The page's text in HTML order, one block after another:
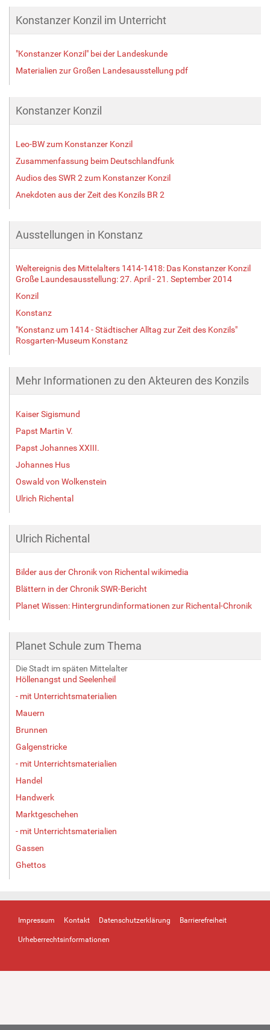
Konstanzer Konzil im Unterricht
"Konstanzer Konzil" bei der Landeskunde
Materialien zur Großen Landesausstellung pdf
Konstanzer Konzil
Leo-BW zum Konstanzer Konzil
Zusammenfassung beim Deutschlandfunk
Audios des SWR 2 zum Konstanzer Konzil
Anekdoten aus der Zeit des Konzils BR 2
Ausstellungen in Konstanz
Weltereignis des Mittelalters 1414-1418: Das Konstanzer Konzil
Große Laundesausstellung: 27. April - 21. September 2014
Konzil
Konstanz
"Konstanz um 1414 - Städtischer Alltag zur Zeit des Konzils"
Rosgarten-Museum Konstanz
Mehr Informationen zu den Akteuren des Konzils
Kaiser Sigismund
Papst Martin V.
Papst Johannes XXIII.
Johannes Hus
Oswald von Wolkenstein
Ulrich Richental
Ulrich Richental
Bilder aus der Chronik von Richental wikimedia
Blättern in der Chronik SWR-Bericht
Planet Wissen: Hintergrundinformationen zur Richental-Chronik
Planet Schule zum Thema
Die Stadt im späten Mittelalter
Höllenangst und Seelenheil
- mit Unterrichtsmaterialien
Mauern
Brunnen
Galgenstricke
- mit Unterrichtsmaterialien
Handel
Handwerk
Marktgeschehen
- mit Unterrichtsmaterialien
Gassen
Ghettos
Impressum Kontakt Datenschutzerklärung Barrierefreiheit
Urheberrechtsinformationen